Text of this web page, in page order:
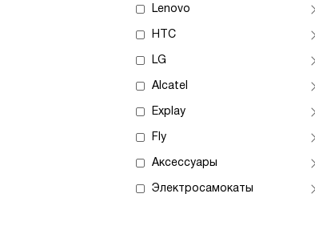
Lenovo
HTC
LG
Alcatel
Explay
Fly
Аксессуары
Электросамокаты